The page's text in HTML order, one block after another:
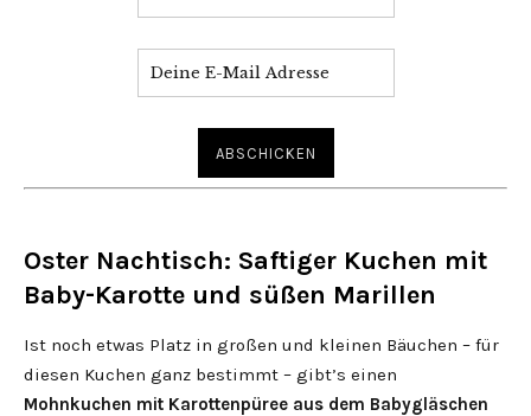
Oster Nachtisch: Saftiger Kuchen mit
Baby-Karotte und süßen Marillen
Ist noch etwas Platz in großen und kleinen Bäuchen – für
diesen Kuchen ganz bestimmt – gibt’s einen
Mohnkuchen mit Karottenpüree aus dem Babygläschen